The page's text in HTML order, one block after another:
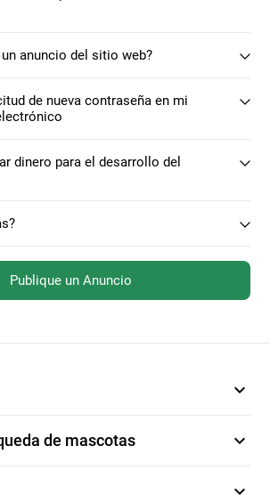
anuncio del sitio web?
de nueva contraseña en mi
dinero para el desarrollo del
Publique un Anuncio
expand_more
de mascotas expand_more
expand_more